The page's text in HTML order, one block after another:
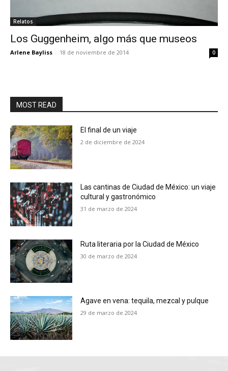
Relatos
Los Guggenheim, algo más que museos
Arlene Bayliss - 18 de noviembre de 2014 0
MOST READ
El final de un viaje
2 de diciembre de 2024
Las cantinas de Ciudad de México: un viaje
cultural y gastronómico
31 de marzo de 2024
Ruta literaria por la Ciudad de México
30 de marzo de 2024
Agave en vena: tequila, mezcal y pulque
29 de marzo de 2024